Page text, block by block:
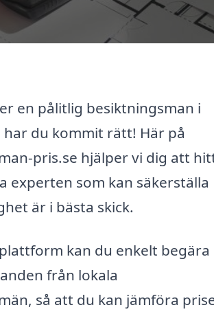
en pålitlig besiktningsman i
har du kommit rätt! Här på
pris.se hjälper vi dig att
experten som kan säkerställa
är i bästa skick.
kan du enkelt begära
från lokala
så att du kan jämföra